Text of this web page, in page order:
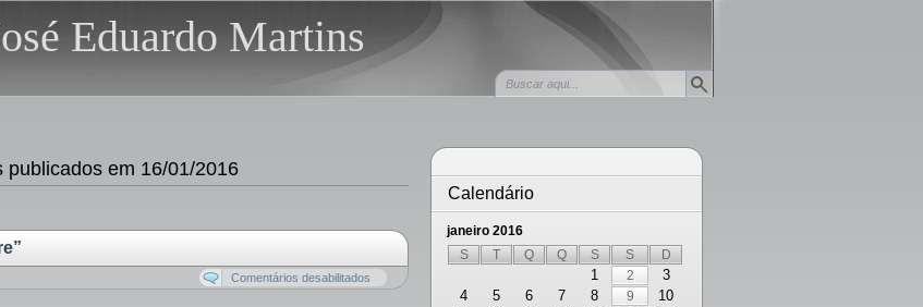
Eduardo Martins
publicados em 16/01/2016
Comentários desabilitados
Calendário
janeiro 2016
S
T Q Q S S D
1 2
3
4
5 6 7 8 9
10